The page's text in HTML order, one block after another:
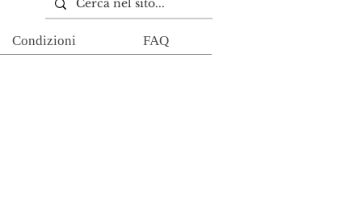
Condizioni FAQ